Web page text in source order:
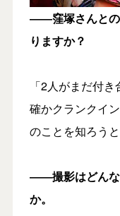
――窪塚さんとの
りますか？
「2人がまだ付
確かクランクイ
のことを知ろう
――撮影はどんな
か。